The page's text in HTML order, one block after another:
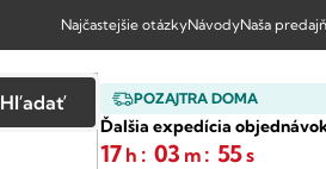
Najčastejšie otázkyNávodyNaša
POZAJTRA DOMA
Ďalšia expedícia
17 h : 03 m : 54 s
Hľadať